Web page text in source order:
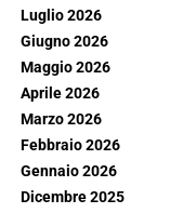
Luglio 2026
Giugno 2026
Maggio 2026
Aprile 2026
Marzo 2026
Febbraio 2026
Gennaio 2026
Dicembre 2025